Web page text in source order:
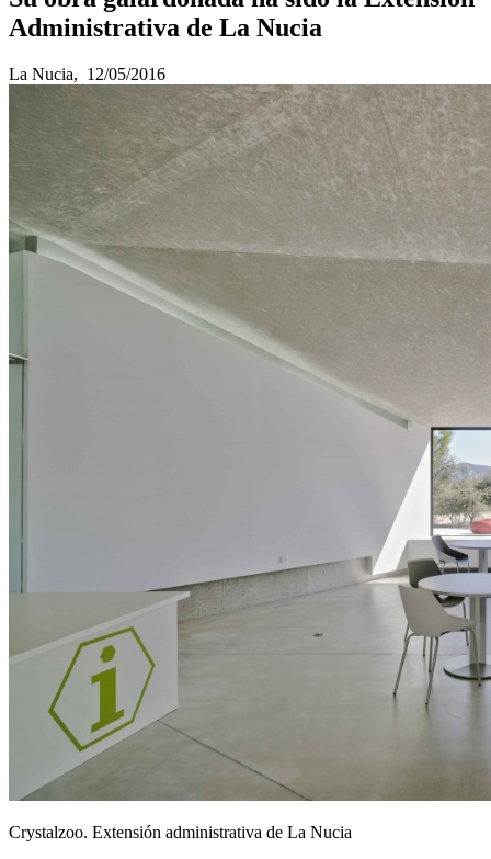
Administrativa de La Nucia
La Nucia, 12/05/2016
Crystalzoo. Extensión administrativa de La Nucia